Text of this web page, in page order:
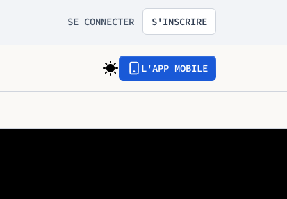
SE CONNECTER S'INSCRIRE
L'APP MOBILE